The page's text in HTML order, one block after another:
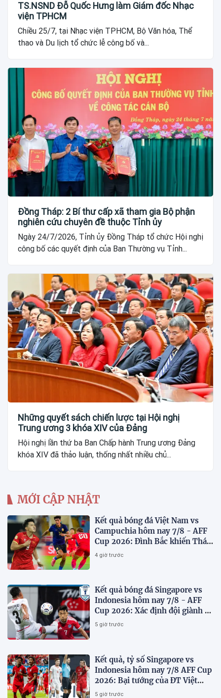
TS.NSND Đỗ Quốc Hưng làm Giám đốc Nhạc
viện TPHCM
Chiều 25/7, tại Nhạc viện TPHCM, Bộ Văn hóa, Thể
thao và Du lịch tổ chức lễ công bố và...
Đồng Tháp: 2 Bí thư cấp xã tham gia Bộ phận
nghiên cứu chuyên đề thuộc Tỉnh ủy
Ngày 24/7/2026, Tỉnh ủy Đồng Tháp tổ chức Hội nghị
công bố các quyết định của Ban Thường vụ Tỉnh...
Những quyết sách chiến lược tại Hội nghị
Trung ương 3 khóa XIV của Đảng
Hội nghị lần thứ ba Ban Chấp hành Trung ương Đảng
khóa XIV đã thảo luận, thống nhất nhiều chủ...
MỚI CẬP NHẬT
Kết quả bóng đá Việt Nam vs
Campuchia hôm nay 7/8 - AFF
Cup 2026: Đình Bắc khiến Thái
Lan run sợ
4 giờ trước
Kết quả bóng đá Singapore vs
Indonesia hôm nay 7/8 - AFF
Cup 2026: Xác định đội giành vé
Bán kết
5 giờ trước
Kết quả, tỷ số Singapore vs
Indonesia hôm nay 7/8 AFF Cup
2026: Bại tướng của ĐT Việt
nam dừng bước sớm
5 giờ trước